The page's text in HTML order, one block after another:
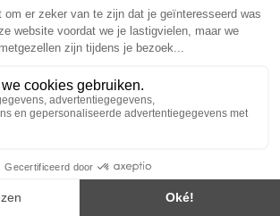
worden geconsumeerd als onderdeel van een gevarieerde,
een gezonde levensstijl. Aanbevolen dagelijkse dosis niet
volwassenen, buiten het bereik van kinderen houden.